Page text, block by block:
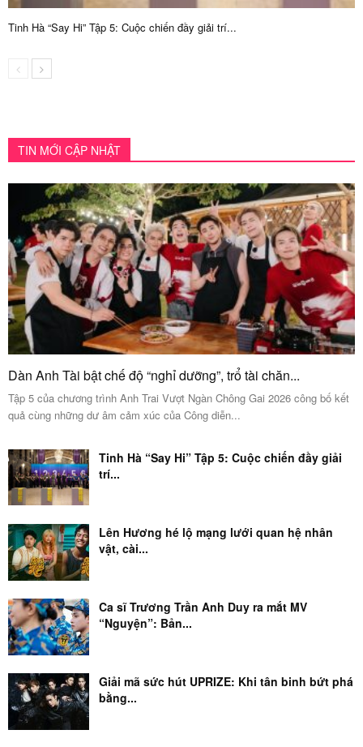
Tinh Hà “Say Hi” Tập 5: Cuộc chiến đầy giải trí...
TIN MỚI CẬP NHẬT
Dàn Anh Tài bật chế độ “nghỉ dưỡng”, trổ tài chăn...
Tập 5 của chương trình Anh Trai Vượt Ngàn Chông Gai 2026 công bố kết
quả cùng những dư âm cảm xúc của Công diễn...
Tinh Hà “Say Hi” Tập 5: Cuộc chiến đầy giải
trí...
Lên Hương hé lộ mạng lưới quan hệ nhân
vật, cài...
Ca sĩ Trương Trần Anh Duy ra mắt MV
“Nguyện”: Bản...
Giải mã sức hút UPRIZE: Khi tân binh bứt phá
bằng...